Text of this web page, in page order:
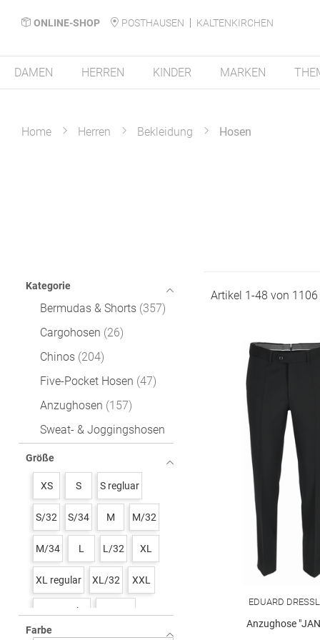
ONLINE-SHOP POSTHAUSEN KALTENKIRCHEN
DAMEN HERREN KINDER MARKEN
Home Herren Bekleidung Hosen
Kategorie
Bermudas & Shorts 357
Cargohosen 26
Chinos 204
Five-Pocket Hosen 47
Anzughosen 157
Sweat- & Joggingshosen
18
Größe
XS S S regluar
S/32 S/34 M M/32
M/34 L L/32 XL
XL regular XL/32 XXL
XXL regular
Farbe
Artikel 1-48 von 1106
EDUARD
Anzughose